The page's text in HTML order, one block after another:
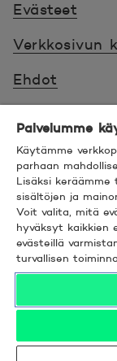
Evästeet
Verkkosivun
Ehdot
Hyödyllistä
© 2026 POP
ESPOO
Seuraa
Palvelumme
Käytämme
parhaan
Lisäksi
sisältöjen ja
Voit valita, mitä
hyväksyt kaikkien
evästeillä
turvallisen